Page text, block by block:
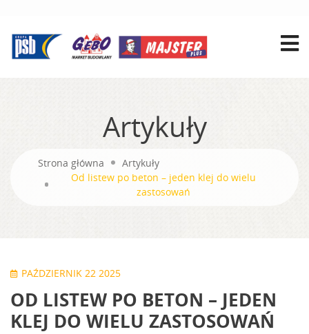
Artykuły
Strona główna
Artykuły
Od listew po beton – jeden klej do wielu
zastosowań
PAŹDZIERNIK 22 2025
OD LISTEW PO BETON – JEDEN
KLEJ DO WIELU ZASTOSOWAŃ